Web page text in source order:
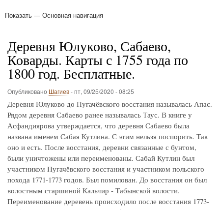
Основная
Показать — Основная навигация
Деревня Юлуково, Сабаево,
Коварды. Карты с 1755 года по
1800 год. Бесплатные.
Опубликовано Шагиев-пт, 09/25/2020 - 08:25
Деревня Юлуково до Пугачёвского восстания называлась Апас.
Рядом деревня Сабаево ранее называлась Таус. В книге у
Асфандиярова утверждается, что деревня Сабаево была
названа именем Сабая Кутлина. С этим нельзя поспорить. Так
оно и есть. После восстания, деревни связанные с бунтом,
были уничтожены или переименованы. Сабай Кутлин был
участником Пугачёвского восстания и участником польского
похода 1771-1773 годов. Был помилован. До восстания он был
волостным старшиной Кальчир - Табынской волости.
Переименование деревень происходило после восстания 1773-